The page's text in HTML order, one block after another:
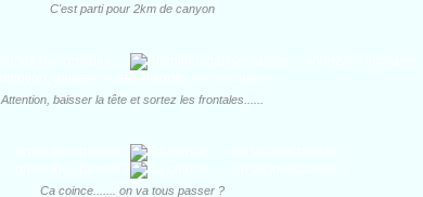
C'est parti pour 2km de canyon
Attention, baisser la tête et sortez les frontales......
Ca coince....... on va tous passer ?